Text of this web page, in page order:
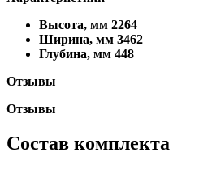
Высота, мм 2264
Ширина, мм 3462
Глубина, мм 448
Отзывы
Отзывы
Состав комплекта